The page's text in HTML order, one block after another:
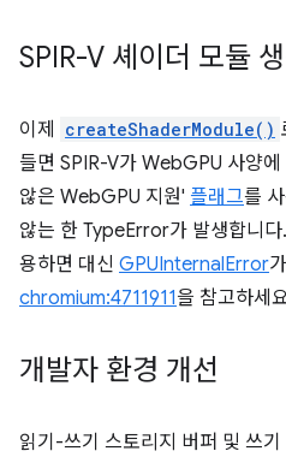
SPIR-V 셰이더 모듈
이제 createShaderModule()
들면 SPIR-V가 WebGPU 사양
않은 WebGPU 지원' 플래그를
않는 한 TypeError가 발생합니
용하면 대신 GPUInternalError
chromium:4711911을 참고하세
개발자 환경 개선
읽기-쓰기 스토리지 버퍼 및 쓰